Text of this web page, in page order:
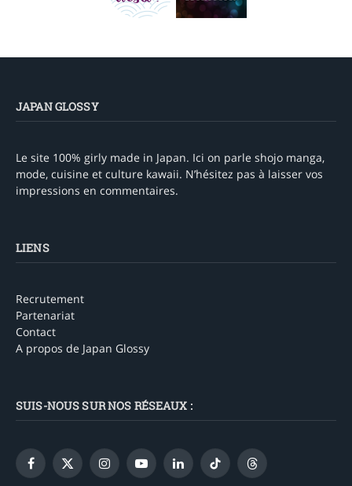
JAPAN GLOSSY
Le site 100% girly made in Japan. Ici on parle shojo manga,
mode, cuisine et culture kawaii. N’hésitez pas à laisser vos
impressions en commentaires.
LIENS
Recrutement
Partenariat
Contact
A propos de Japan Glossy
SUIS-NOUS SUR NOS RÉSEAUX :
Facebook
X
InstagramYouTubeLinkedInTikTok Threads